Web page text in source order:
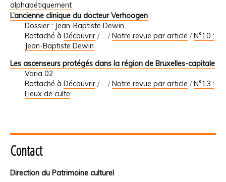
alphabétiquement
L’ancienne clinique du docteur Verhoogen
Dossier : Jean-Baptiste Dewin
Rattaché à Découvrir /… /Notre revue par article /N°10 :
Jean-Baptiste Dewin
Les ascenseurs protégés dans la région de Bruxelles-capitale
Varia 02
Rattaché à Découvrir /… /Notre revue par article /N°13 :
Lieux de culte
Contact
Direction du Patrimoine culturel